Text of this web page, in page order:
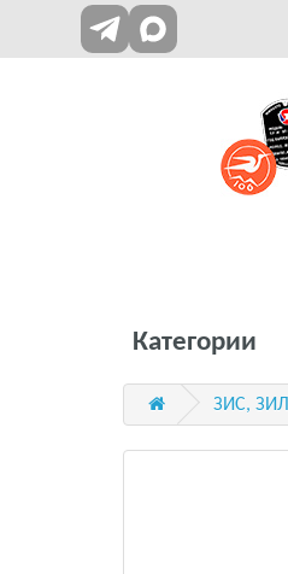
Категории
ЗИС, ЗИЛ